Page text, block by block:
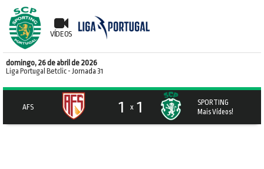
VÍDEOS
domingo, 26 de abril de 2026
Liga Portugal Betclic- Jornada 31
AFS 1 x 1
SPORTING
Mais Vídeos!